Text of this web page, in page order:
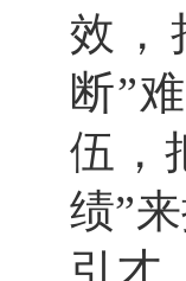
效，
断”
伍，
绩”
引才